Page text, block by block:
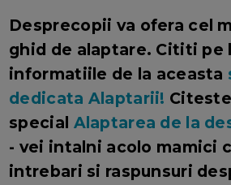
Desprecopii va ofera cel
ghid de alaptare. Cititi pe
informatiile de la aceasta
dedicata Alaptarii!
special Alaptarea de la
- vei intalni acolo mamici
intrebari si raspunsuri